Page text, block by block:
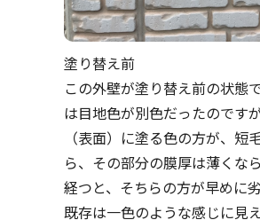
塗り替え前
この外壁が塗り替え前の状態
は目地色が別色だったのです
（表面）に塗る色の方が、短
ら、その部分の膜厚は薄くな
経つと、そちらの方が早めに
既存は一色のような感じに見え